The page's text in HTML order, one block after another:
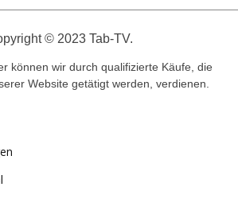
© 2023 Tab-TV.
können wir durch qualifizierte Käufe, die
Website getätigt werden, verdienen.